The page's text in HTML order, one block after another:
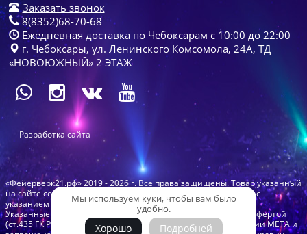
Заказать звонок
8(8352)68-70-68
Ежедневная доставка по Чебоксарам с 10:00 до 22:00
г. Чебоксары, ул. Ленинского Комсомола, 24А, ТД
«НОВОЮЖНЫЙ» 2 ЭТАЖ
Разработка сайта
«Фейерверк21.рф» 2019 - 2026 г. Все права защищены. Товар указанный
на сайте сертифицирован в РФ. Копирование с сайта только с
указанием ссылки на ресурс.
Указанные на сайте цены и скидки не являются публичной офертой
(ст.435 ГК РФ). *instagram запрещенная организация компании МЕТА и
Мы используем куки, чтобы вам было
удобно.
Хорошо Подробней